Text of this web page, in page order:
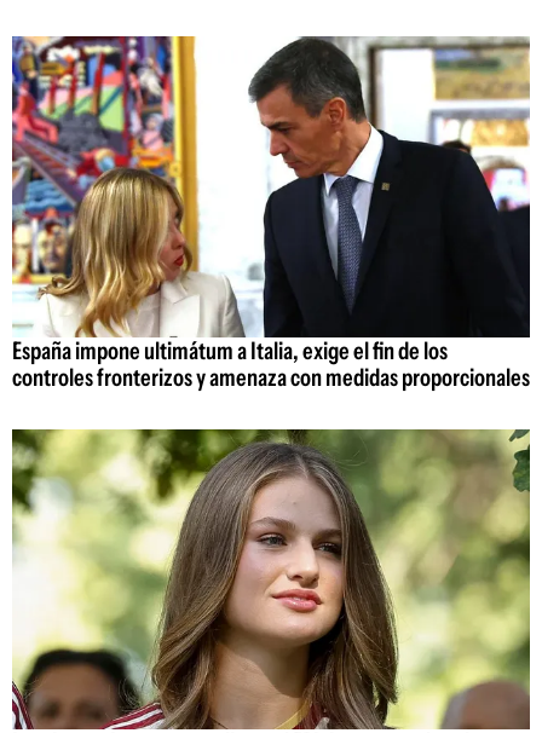
España impone ultimátum a Italia, exige el fin de los
controles fronterizos y amenaza con medidas proporcionales